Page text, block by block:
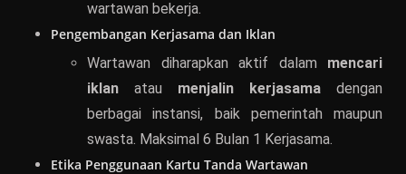
wartawan bekerja.
Pengembangan Kerjasama dan Iklan
Wartawan diharapkan aktif dalam mencari
iklan atau menjalin kerjasama dengan
berbagai instansi, baik pemerintah maupun
swasta. Maksimal 6 Bulan 1 Kerjasama.
Etika Penggunaan Kartu Tanda Wartawan